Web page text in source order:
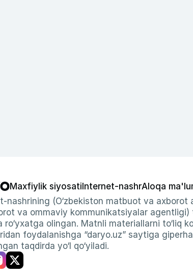
Maxfiylik siyosati Internet-nashrAloqa
nashrining (O‘zbekiston matbuot va
va ommaviy kommunikatsiyalar
olingan. Matnli materiallarni to‘liq
foydalanishga “daryo.uz” saytiga
taqdirda yo‘l qo‘yiladi.